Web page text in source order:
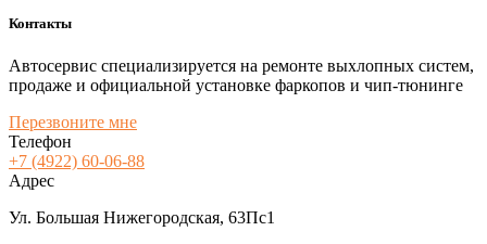
Контакты
Автосервис специализируется на ремонте выхлопных систем,
продаже и официальной установке фаркопов и чип-тюнинге
Перезвоните мне
Телефон
+7 (4922) 60-06-88
Адрес
Ул. Большая Нижегородская, 63Пс1